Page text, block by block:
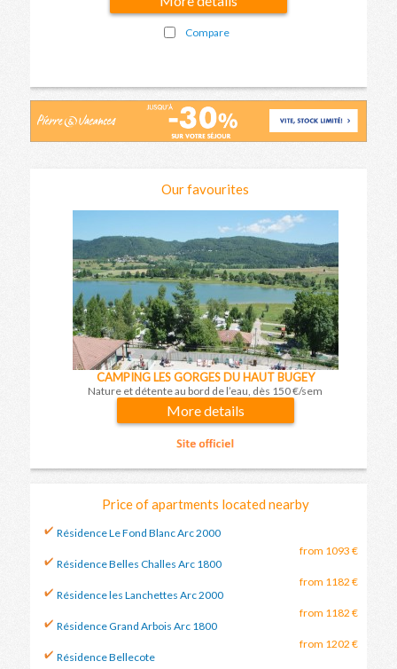
Compare
Our favourites
CAMPING LES GORGES DU HAUT BUGEY
Nature et détente au bord de l’eau, dès 150 €/sem
More details
Price of apartments located nearby
Résidence Le Fond Blanc Arc 2000
from 1093 €
Résidence Belles Challes Arc 1800
from 1182 €
Résidence les Lanchettes Arc 2000
from 1182 €
Résidence Grand Arbois Arc 1800
from 1202 €
Résidence Bellecote